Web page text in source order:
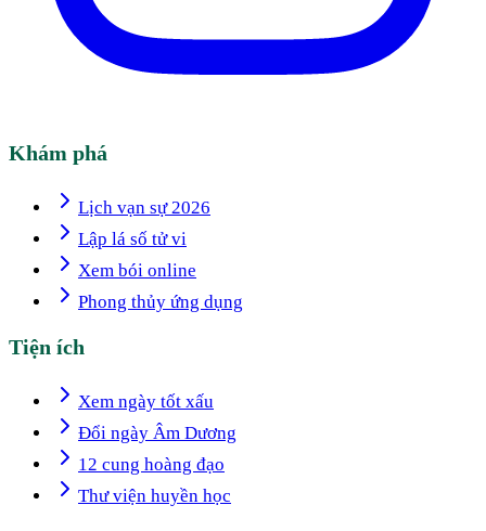
Khám phá
Lịch vạn sự 2026
Lập lá số tử vi
Xem bói online
Phong thủy ứng dụng
Tiện ích
Xem ngày tốt xấu
Đổi ngày Âm Dương
12 cung hoàng đạo
Thư viện huyền học